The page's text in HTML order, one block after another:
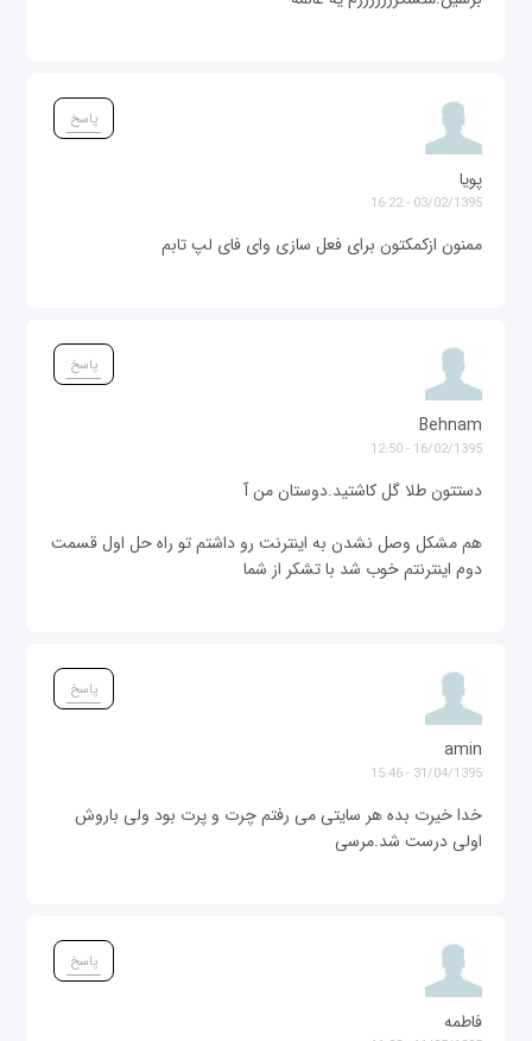
پاسخ
پویا
03/02/1395 - 16:22
ممنون ازکمکتون برای فعل سازی وای فای لپ تابم
پاسخ
Behnam
16/02/1395 - 12:50
دستتون طلا گل کاشتيد.دوستان من آ
هم مشکل وصل نشدن به اینترنت رو داشتم تو راه حل اول قسمت
دوم اينترنتم خوب شد با تشکر از شما
پاسخ
amin
31/04/1395 - 15:46
خدا خیرت بده هر سایتی می رفتم چرت و پرت بود ولی باروش
اولی درست شد.مرسی
پاسخ
فاطمه